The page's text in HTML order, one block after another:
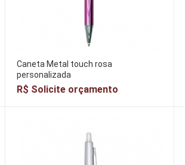
Caneta Metal touch rosa
personalizada
R$ Solicite orçamento